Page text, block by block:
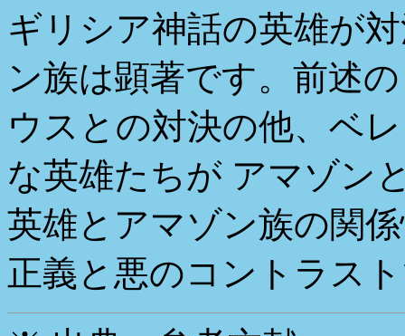
ギリシア神話の英雄が
ン族は顕著です。前述
ウスとの対決の他、ベ
な英雄たちが アマゾン
英雄とアマゾン族の関
正義と悪のコントラス